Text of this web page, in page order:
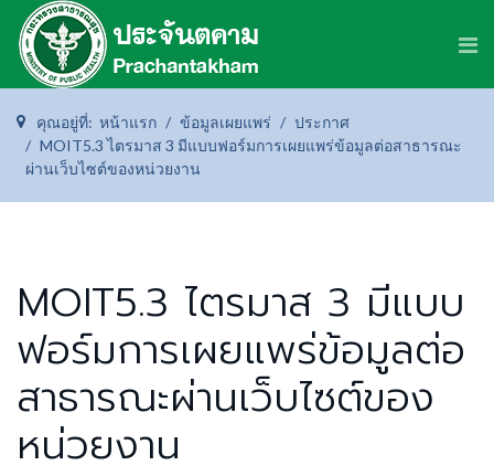
คุณอยู่ที่: หน้าแรก ข้อมูลเผยแพร่
ประกาศ
MOIT5.3 ไตรมาส 3 มีแบบฟอร์มการเผยแพร่ข้อมูลต่อสาธารณะ
ผ่านเว็บไซต์ของหน่วยงาน
MOIT5.3 ไตรมาส 3 มีแบบ
ฟอร์มการเผยแพร่ข้อมูลต่อ
สาธารณะผ่านเว็บไซต์ของ
หน่วยงาน